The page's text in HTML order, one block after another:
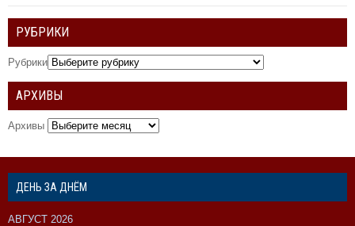
РУБРИКИ
Рубрики
АРХИВЫ
Архивы
ДЕНЬ ЗА ДНЁМ
АВГУСТ 2026